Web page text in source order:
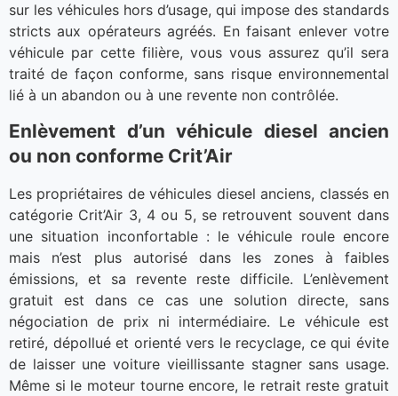
sur les véhicules hors d’usage, qui impose des standards
stricts aux opérateurs agréés. En faisant enlever votre
véhicule par cette filière, vous vous assurez qu’il sera
traité de façon conforme, sans risque environnemental
lié à un abandon ou à une revente non contrôlée.
Enlèvement d’un véhicule diesel ancien
ou non conforme Crit’Air
Les propriétaires de véhicules diesel anciens, classés en
catégorie Crit’Air 3, 4 ou 5, se retrouvent souvent dans
une situation inconfortable : le véhicule roule encore
mais n’est plus autorisé dans les zones à faibles
émissions, et sa revente reste difficile. L’enlèvement
gratuit est dans ce cas une solution directe, sans
négociation de prix ni intermédiaire. Le véhicule est
retiré, dépollué et orienté vers le recyclage, ce qui évite
de laisser une voiture vieillissante stagner sans usage.
Même si le moteur tourne encore, le retrait reste gratuit